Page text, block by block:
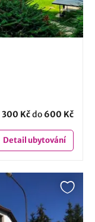
300 Kčdo 600 Kč
Detailubytování